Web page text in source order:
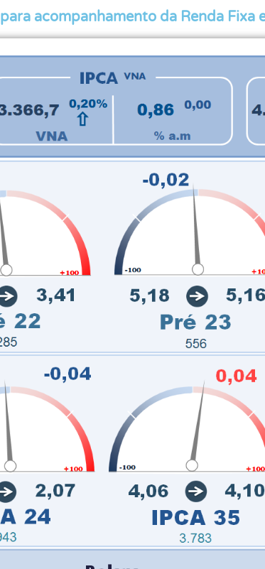
acompanhamento da Renda Fixa